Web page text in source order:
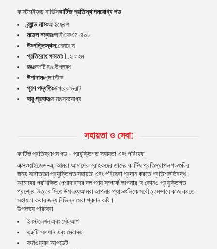
কাস্টমাইজড সার্ভিসকার্টিজ প্রতিস্থাপনযোগ্য পড
ব্র্যান্ড নামঃআইফ্রেশ
মডেল নম্বরঃআইএফএম-৪০৮
উৎপত্তিস্থল:শেনঝেন
প্রতিরোধ ক্ষমতাঃ1.২ ওহম
রঙঃদশটি রঙ উপলব্ধ
উপাদানঃপ্লাস্টিক
পূরণ পদ্ধতিঃউপরের ভরাট
বায়ু প্রবাহঃসামঞ্জস্যযোগ্য
সহায়তা ও সেবা:
কার্টিজ প্রতিস্থাপন পড - প্রযুক্তিগত সহায়তা এবং পরিষেবা
এক্সওয়াইজেড-এ, আমরা আমাদের গ্রাহকদের তাদের কার্টিজ প্রতিস্থাপন পডগুলির
জন্য সর্বোত্তম প্রযুক্তিগত সহায়তা এবং পরিষেবা প্রদান করতে প্রতিশ্রুতিবদ্ধ।
আমাদের প্রশিক্ষিত পেশাদারদের দল পণ্য সম্পর্কে আপনার যে কোনও প্রযুক্তিগত
প্রশ্নের উত্তর দিতে উপলব্ধআমরা আপনার প্যাডগুলিকে সর্বোত্তমভাবে কাজ করতে
সহায়তা করার জন্য বিভিন্ন সেবা প্রদান করি।
উপলভ্য পরিষেবা
ইনস্টলেশন এবং সেটআপ
ত্রুটি সমাধান এবং মেরামত
ফার্মওয়্যার আপডেট